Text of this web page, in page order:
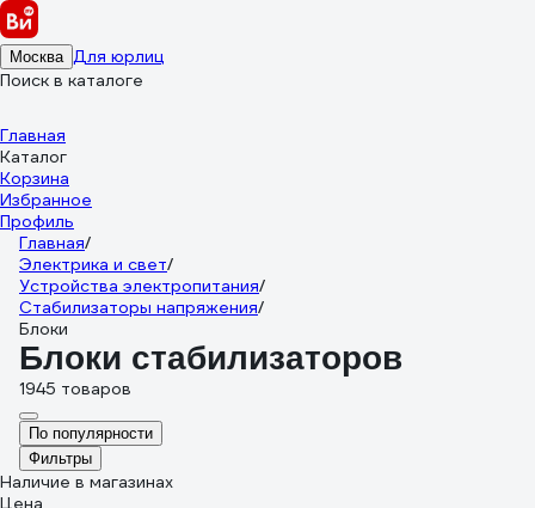
Москва Для юрлиц
Поиск в каталоге
Главная
Каталог
Корзина
Избранное
Профиль
Главная/
Электрика и свет/
Устройства электропитания/
Стабилизаторы напряжения/
Блоки
Блоки стабилизаторов
1945 товаров
По популярности
Фильтры
Наличие в магазинах
Цена